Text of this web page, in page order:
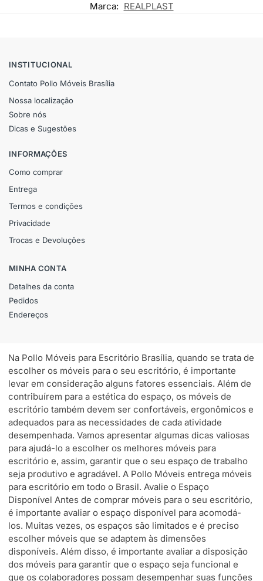
Marca: REALPLAST
INSTITUCIONAL
Contato Pollo Móveis Brasília
Nossa localização
Sobre nós
Dicas e Sugestões
INFORMAÇÕES
Como comprar
Entrega
Termos e condições
Privacidade
Trocas e Devoluções
MINHA CONTA
Detalhes da conta
Pedidos
Endereços
Na Pollo Móveis para Escritório Brasília, quando se trata de
escolher os móveis para o seu escritório, é importante
levar em consideração alguns fatores essenciais. Além de
contribuírem para a estética do espaço, os móveis de
escritório também devem ser confortáveis, ergonômicos e
adequados para as necessidades de cada atividade
desempenhada. Vamos apresentar algumas dicas valiosas
para ajudá-lo a escolher os melhores móveis para
escritório e, assim, garantir que o seu espaço de trabalho
seja produtivo e agradável. A Pollo Móveis entrega móveis
para escritório em todo o Brasil. Avalie o Espaço
Disponível Antes de comprar móveis para o seu escritório,
é importante avaliar o espaço disponível para acomodá-
los. Muitas vezes, os espaços são limitados e é preciso
escolher móveis que se adaptem às dimensões
disponíveis. Além disso, é importante avaliar a disposição
dos móveis para garantir que o espaço seja funcional e
que os colaboradores possam desempenhar suas funções